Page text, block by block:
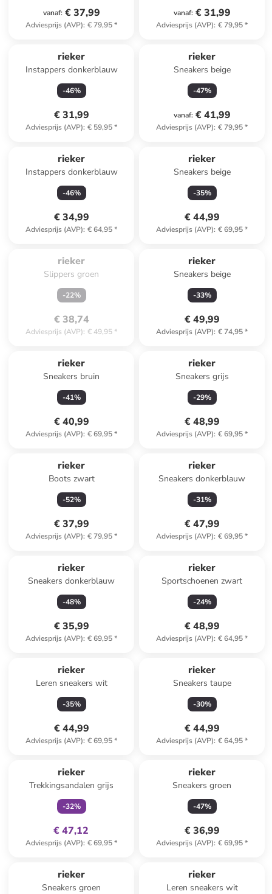
vanaf: € 37,99
Adviesprijs (AVP): € 79,95*
vanaf: € 31,99
Adviesprijs (AVP): € 79,95*
rieker
Instappers donkerblauw
-46%
€ 31,99
Adviesprijs (AVP): € 59,95*
rieker
Sneakers beige
-47%
vanaf: € 41,99
Adviesprijs (AVP): € 79,95*
rieker
Instappers donkerblauw
-46%
€ 34,99
Adviesprijs (AVP): € 64,95*
rieker
Sneakers beige
-35%
€ 44,99
Adviesprijs (AVP): € 69,95*
uitverkocht.
rieker
Slippers groen
-22%
€ 38,74
Adviesprijs (AVP): € 49,95*
rieker
Sneakers beige
-33%
€ 49,99
Adviesprijs (AVP): € 74,95*
rieker
Sneakers bruin
-41%
€ 40,99
Adviesprijs (AVP): € 69,95*
rieker
Sneakers grijs
-29%
€ 48,99
Adviesprijs (AVP): € 69,95*
rieker
Boots zwart
-52%
€ 37,99
Adviesprijs (AVP): € 79,95*
rieker
Sneakers donkerblauw
-31%
€ 47,99
Adviesprijs (AVP): € 69,95*
rieker
Sneakers donkerblauw
-48%
€ 35,99
Adviesprijs (AVP): € 69,95*
rieker
Sportschoenen zwart
-24%
€ 48,99
Adviesprijs (AVP): € 64,95*
rieker
Leren sneakers wit
-35%
€ 44,99
Adviesprijs (AVP): € 69,95*
rieker
Sneakers taupe
-30%
€ 44,99
Adviesprijs (AVP): € 64,95*
rieker
Trekkingsandalen grijs
-32%
€ 47,12
Adviesprijs (AVP): € 69,95*
rieker
Sneakers groen
-47%
€ 36,99
Adviesprijs (AVP): € 69,95*
rieker
Sneakers groen
rieker
Leren sneakers wit